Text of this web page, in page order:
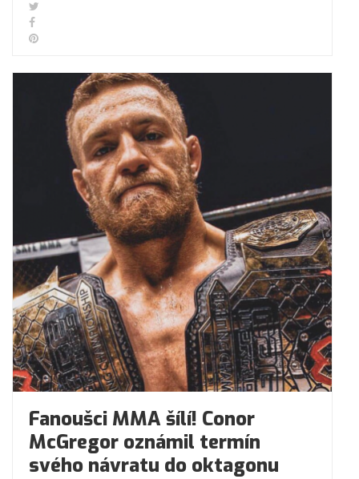
Fanoušci MMA šílí! Conor
McGregor oznámil termín
svého návratu do oktagonu